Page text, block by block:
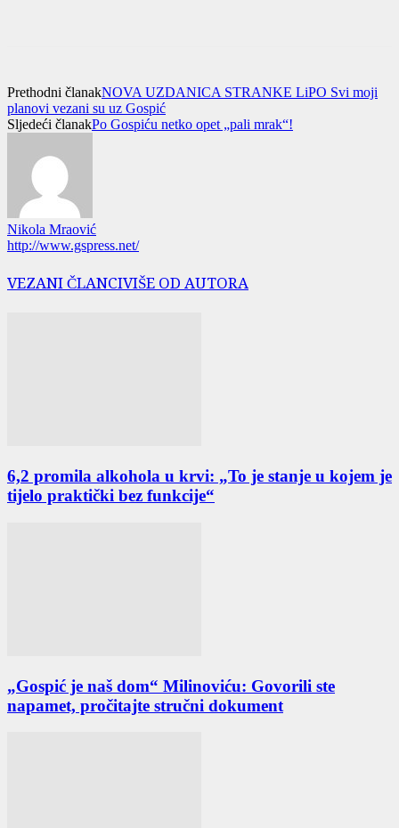
Prethodni članakNOVA UZDANICA STRANKE LiPO Svi moji
planovi vezani su uz Gospić
Sljedeći članakPo Gospiću netko opet „pali mrak“!
Nikola Mraović
http://www.gspress.net/
VEZANI ČLANCIVIŠE OD AUTORA
6,2 promila alkohola u krvi: „To je stanje u kojem je
tijelo praktički bez funkcije“
„Gospić je naš dom“ Milinoviću: Govorili ste
napamet, pročitajte stručni dokument